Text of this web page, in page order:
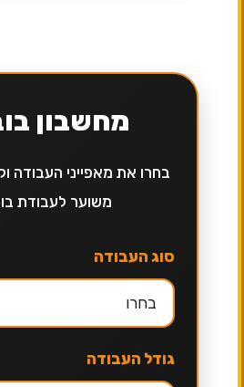
מחשבון
בחרו את מאפייני העבודה
משוער לעבודת
סוג העבודה
גודל העבודה